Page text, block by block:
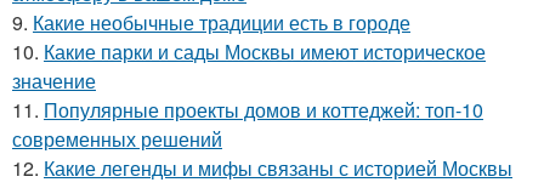
9. Какие необычные традиции есть в городе
10. Какие парки и сады Москвы имеют историческое
значение
11. Популярные проекты домов и коттеджей: топ-10
современных решений
12. Какие легенды и мифы связаны с историей Москвы